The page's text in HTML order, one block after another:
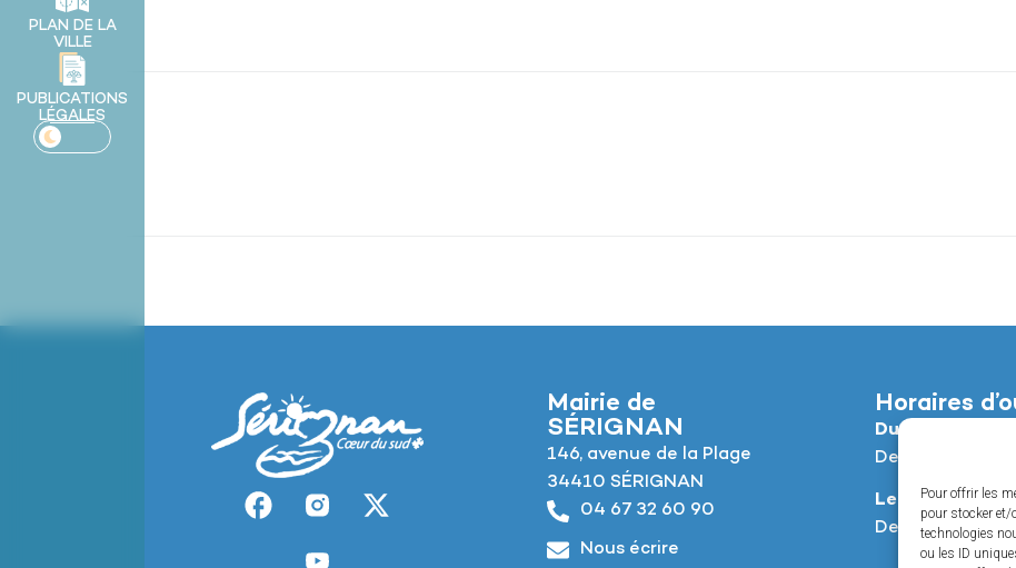
Pour offrir les
pour stocker et/
technologies
ou les ID
PLAN DE LA
VILLE
PUBLICATIONS
LÉGALES
Mairie de
SÉRIGNAN
146, avenue de la Plage
34410 SÉRIGNAN
04 67 32 60 90
Nous écrire
Horaires
Du lundi au jeudi
De 8h à 12h et
Le vendredi :
De 8h à 12h et